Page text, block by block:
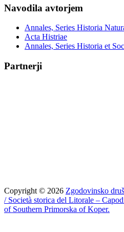
Navodila avtorjem
Annales, Series Historia
Acta Histriae
Annales, Series Historia et
Partnerji
Copyright © 2026 Zgodovinsko
/ Società storica del Litorale –
of Southern Primorska of Koper.